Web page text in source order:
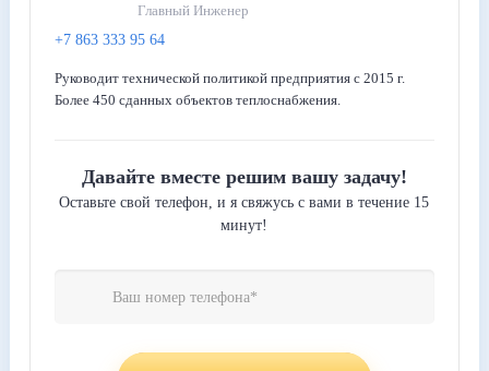
Главный Инженер
+7 863 333 95 64
Руководит технической политикой предприятия с 2015 г.
Более 450 сданных объектов теплоснабжения.
Давайте вместе решим вашу задачу!
Оставьте свой телефон, и я свяжусь с вами в течение 15
минут!